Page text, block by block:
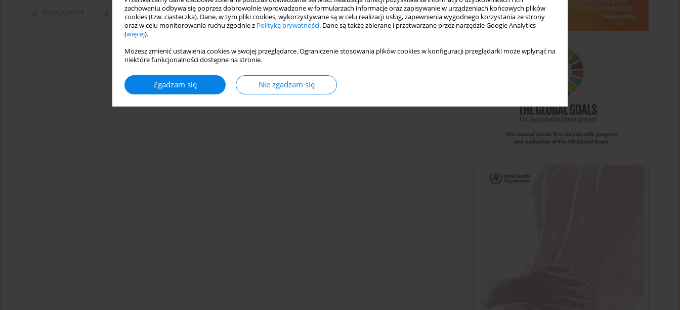
zachowaniu odbywa się poprzez dobrowolnie wprowadzone w formularzach informacje oraz zapisywanie w urządzeniach końcowych plików
cookies (tzw. ciasteczka). Dane, w tym pliki cookies, wykorzystywane są w celu realizacji usług, zapewnienia wygodnego korzystania ze strony
oraz w celu monitorowania ruchu zgodnie z Polityką prywatności. Dane są także zbierane i przetwarzane przez narzędzie Google Analytics
(więcej).
Możesz zmienić ustawienia cookies w swojej przeglądarce. Ograniczenie stosowania plików cookies w konfiguracji przeglądarki może wpłynąć na
niektóre funkcjonalności dostępne na stronie.
Zgadzam się Nie zgadzam się
Streszczenie Artykuł(PDF)